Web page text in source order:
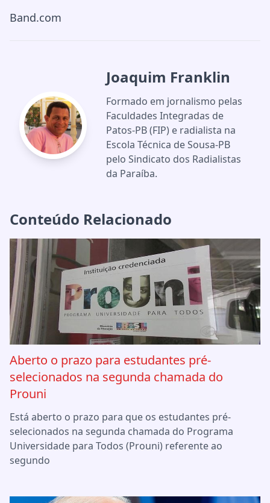
Band.com
Joaquim Franklin
Formado em jornalismo pelas
Faculdades Integradas de
Patos-PB (FIP) e radialista na
Escola Técnica de Sousa-PB
pelo Sindicato dos Radialistas
da Paraíba.
Conteúdo Relacionado
Aberto o prazo para estudantes pré-
selecionados na segunda chamada do
Prouni
Está aberto o prazo para que os estudantes pré-
selecionados na segunda chamada do Programa
Universidade para Todos (Prouni) referente ao
segundo